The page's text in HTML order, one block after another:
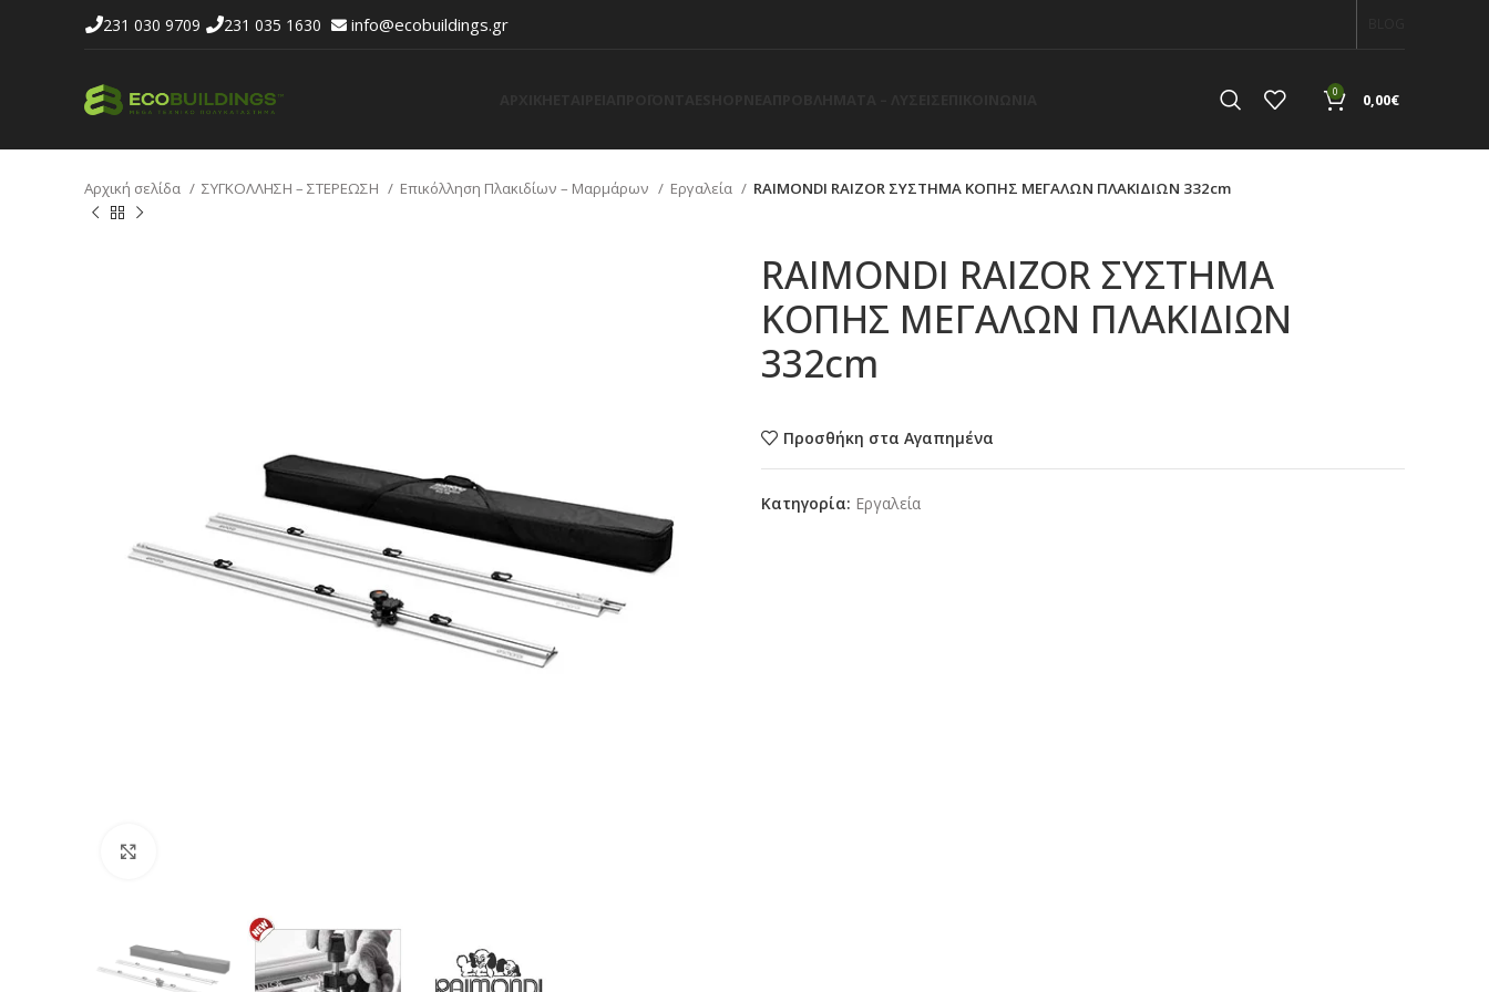
231 030 9709 231 035 1630 info@ecobuildings.gr
0 0,00€
Αρχική σελίδα ΣΥΓΚΟΛΛΗΣΗ – ΣΤΕΡΕΩΣΗ Επικόλληση Πλακιδίων – Μαρμάρων Εργαλεία RAIMONDI RAIZOR ΣΥΣΤΗΜΑ ΚΟΠΗΣ ΜΕΓΑΛΩΝ ΠΛΑΚΙΔΙΩΝ 332cm
RAIMONDI RAIZOR ΣΥΣΤΗΜΑ
ΚΟΠΗΣ ΜΕΓΑΛΩΝ ΠΛΑΚΙΔΙΩΝ
332cm
Προσθήκη στα Αγαπημένα
Κατηγορία: Εργαλεία